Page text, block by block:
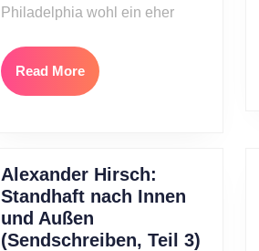
Philadelphia wohl ein eher
Read MoreRead
More
Alexander Hirsch:
Standhaft nach Innen
und Außen
(Sendschreiben, Teil 3)